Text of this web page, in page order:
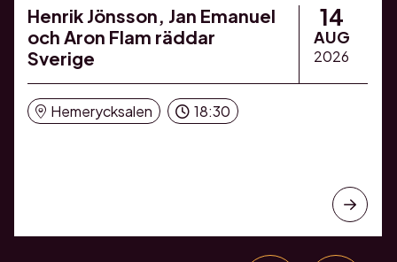
Henrik Jönsson, Jan Emanuel
och Aron Flam räddar
Sverige
14
AUG
2026
Hemerycksalen 18:30